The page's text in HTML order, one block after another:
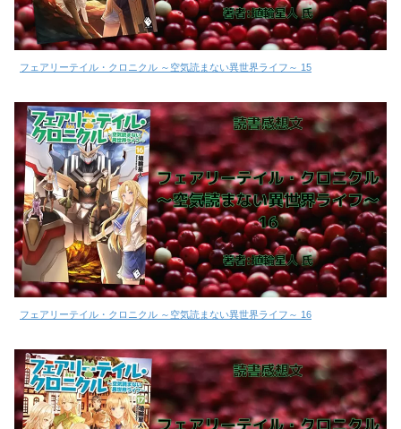
フェアリーテイル・クロニクル ～空気読まない異世界ライフ～ 15
フェアリーテイル・クロニクル ～空気読まない異世界ライフ～ 16